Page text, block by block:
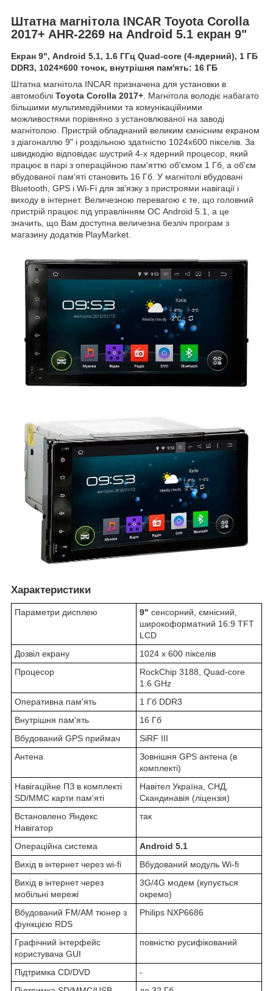
Штатна магнітола INCAR Toyota Corolla
2017+ AHR-2269 на Android 5.1 екран 9"
Екран 9", Android 5.1, 1.6 ГГц Quad-core (4-ядерний), 1 ГБ
DDR3, 1024×600 точок, внутрішня пам'ять: 16 ГБ
Штатна магнітола INCAR призначена для установки в
автомобілі Toyota Corolla 2017+ . Магнітола володіє набагато
більшими мультимедійними та комунікаційними
можливостями порівняно з установлюваної на заводі
магнітолою. Пристрій обладнаний великим ємнісним екраном
з діагоналлю 9" і роздільною здатністю 1024х600 пікселів. За
швидкодію відповідає шустрий 4-х ядерний процесор, який
працює в парі з операційною пам'яттю об'ємом 1 Гб, а об'єм
вбудованої пам'яті становить 16 Гб. У магнітолі вбудовані
Bluetooth, GPS і Wi-Fi для зв'язку з пристроями навігації і
виходу в інтернет. Величезною перевагою є те, що головний
пристрій працює під управлінням ОС Android 5.1, а це
значить, що Вам доступна величезна безліч програм з
магазину додатків PlayMarket.
Характеристики
Параметри дисплею 9" сенсорний, ємнісний,
широкоформатний 16:9 TFT
LCD
Дозвіл екрану
1024 х 600 пікселів
Процесор
RockChip 3188, Quad-core
1.6 GHz
Оперативна пам'ять
1 Гб DDR3
Внутрішня пам'ять
16 Гб
Вбудований GPS приймач
SiRF III
Антена
Зовнішня GPS антена (в
комплекті)
Навігаційне ПЗ в комплекті
SD/MMC карти пам'яті
Навітел Україна, СНД,
Скандинавія (ліцензія)
Встановлено Яндекс
Навігатор
так
Операційна система
Android 5.1
Вихід в інтернет через wi-fi
Вбудований модуль Wi-fi
Вихід в інтернет через
мобільні мережі
3G/4G модем (купується
окремо)
Вбудований FM/AM тюнер з
функцією RDS
Philips NXP6686
Графічний інтерфейс
користувача GUI
повністю русифікований
Підтримка CD/DVD
-